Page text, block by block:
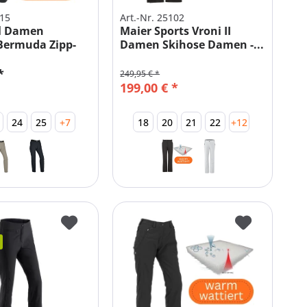
Damen
Zipp-
24 25 +7
Art.-Nr. 25102
Maier Sports Vroni II
Damen Skihose Damen -...
199,00 € *
249,95 € *
18 20 21 22 +12